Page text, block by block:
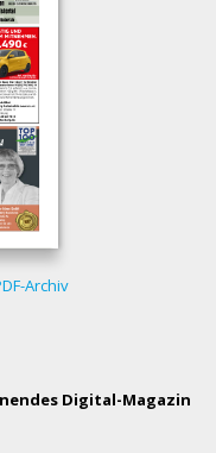
Archiv
Digital-Magazin